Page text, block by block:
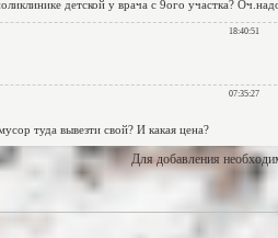
Для добавления